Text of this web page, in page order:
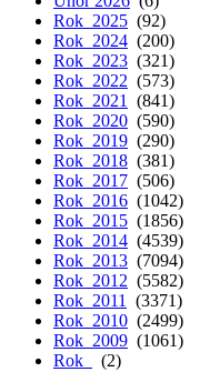
Rok 2025 (92)
Rok 2024 (200)
Rok 2023 (321)
Rok 2022 (573)
Rok 2021
(841)
Rok 2020 (590)
Rok 2019 (290)
Rok 2018 (381)
Rok 2017 (506)
Rok 2016 (1042)
Rok 2015 (1856)
Rok 2014 (4539)
Rok 2013 (7094)
Rok 2012 (5582)
Rok 2011
(3371)
Rok 2010 (2499)
Rok 2009 (1061)
Rok
(2)